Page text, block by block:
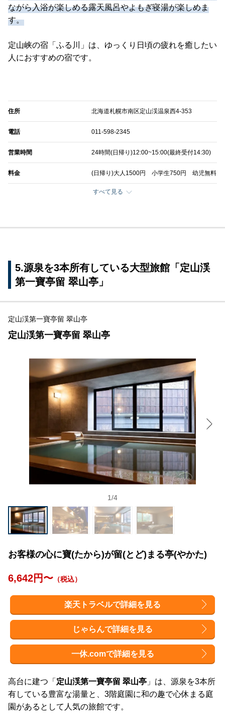
ながら入浴が楽しめる露天風呂やよもぎ寝湯が楽しめま
す。
定山峡の宿「ふる川」は、ゆっくり日頃の疲れを癒したい
人におすすめの宿です。
住所 北海道札幌市南区定山渓温泉西4-353
電話 011-598-2345
営業時間 24時間(日帰り)12:00~15:00(最終受付14:30)
料金 (日帰り)大人1500円 小学生750円 幼児無料
すべて見る
5.源泉を3本所有している大型旅館「定山渓
第一寶亭留 翠山亭」
定山渓第一寶亭留 翠山亭
定山渓第一寶亭留 翠山亭
1/4
お客様の心に寶(たから)が留(とど)まる亭(やかた)
6,642円〜 （税込）
楽天トラベルで詳細を見る
じゃらんで詳細を見る
一休.comで詳細を見る
高台に建つ「 定山渓第一寶亭留 翠山亭 」は、源泉を3本所
有している豊富な湯量と、3階庭園に和の趣で心休まる庭
園があるとして人気の旅館です。